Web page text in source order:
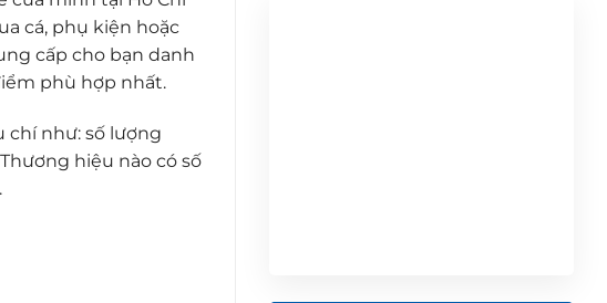
cá, phụ kiện hoặc
cấp cho bạn danh
phù hợp nhất.
chí như: số lượng
hiệu nào có số